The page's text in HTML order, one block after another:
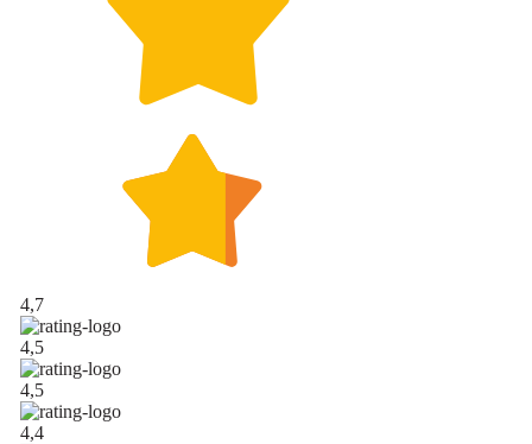
4,7
4,5
4,5
4,4